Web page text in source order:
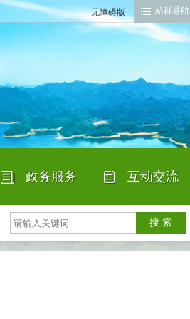
无障碍版 站群导航
政务服务 互动交流